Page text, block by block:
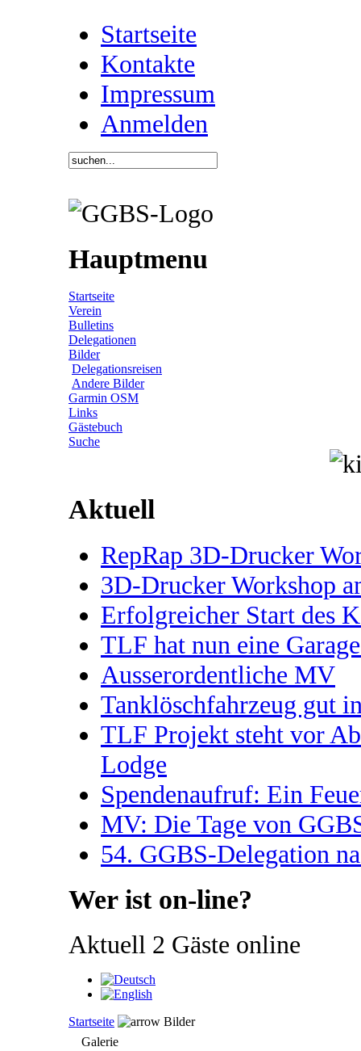
Startseite
Kontakte
Impressum
Anmelden
Hauptmenu
Startseite
Verein
Bulletins
Delegationen
Bilder
Delegationsreisen
Andere Bilder
Garmin OSM
Links
Gästebuch
Suche
Aktuell
RepRap 3D-Drucker
3D-Drucker Workshop
Erfolgreicher Start des
TLF hat nun eine
Ausserordentliche MV
Tanklöschfahrzeug gut
TLF Projekt steht vor
Lodge
Spendenaufruf: Ein
MV: Die Tage von
54. GGBS-Delegation
Wer ist on-line?
Aktuell 2 Gäste online
Startseite
Bilder
Galerie